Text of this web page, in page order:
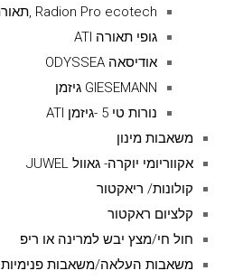
Radion Pro ecotech ,תאורת רדיון פרו
גופי תאורה ATI
אודיסאה ODYSSEA
GIESEMANN גיזמן
נורות טי 5 -גיזמן ATI
משאבות מינון
אקווריומי יוקרה- גאוול JUWEL
קולונות/ ריאקטור
קלציום ראקטור
חול חי/מצץ יבש למרינה או ריפ
משאבות העלאה/משאבות פנימיות